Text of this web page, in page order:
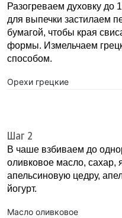
Разогреваем духовку до
для выпечки застилаем
бумагой, чтобы края
формы. Измельчаем
способом.
Орехи грецкие
Шаг 2
В чаше взбиваем до
оливковое масло, сахар,
апельсиновую цедру,
йогурт.
Масло оливковое